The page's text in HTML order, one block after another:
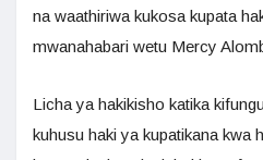
na waathiriwa kukosa kupata
mwanahabari wetu Mercy
Licha ya hakikisho katika
kuhusu haki ya kupatikana kwa